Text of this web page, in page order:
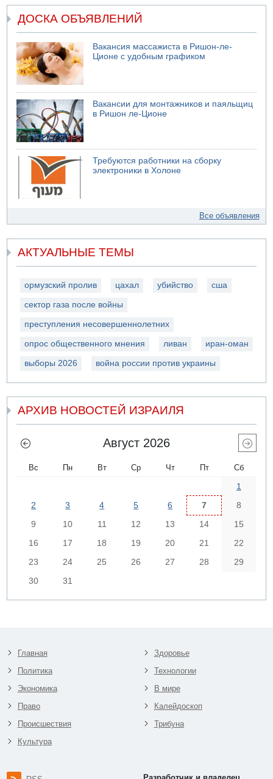
ДОСКА ОБЪЯВЛЕНИЙ
Вакансия массажиста в Ришон-ле-
Ционе с удобным графиком
Вакансии для монтажников и паяльщиц
в Ришон ле-Ционе
Требуются работники на сборку
электроники в Холоне
Все объявления
АКТУАЛЬНЫЕ ТЕМЫ
ормузский пролив цахал убийство сша
сектор газа после войны
преступления несовершеннолетних
опрос общественного мнения ливан иран-оман
выборы 2026 война россии против украины
АРХИВ НОВОСТЕЙ ИЗРАИЛЯ
Август 2026
Вс Пн Вт Ср Чт Пт Сб
1
2
3 4 5 6 7
8
9
10 11 12 13 14
15
16
17 18 19 20 21
22
23
24 25 26 27 28
29
30
31
Главная
Политика
Экономика
Право
Происшествия
Культура
Здоровье
Технологии
В мире
Калейдоскоп
Трибуна